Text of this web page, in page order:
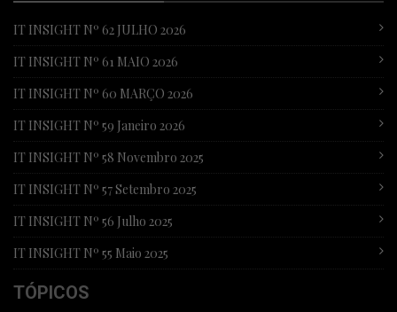
IT INSIGHT Nº 62 JULHO 2026
IT INSIGHT Nº 61 MAIO 2026
IT INSIGHT Nº 60 MARÇO 2026
IT INSIGHT Nº 59 Janeiro 2026
IT INSIGHT Nº 58 Novembro 2025
IT INSIGHT Nº 57 Setembro 2025
IT INSIGHT Nº 56 Julho 2025
IT INSIGHT Nº 55 Maio 2025
TÓPICOS